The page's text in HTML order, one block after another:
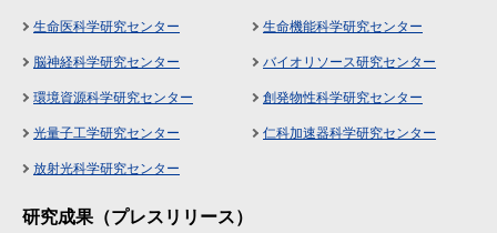
生命医科学研究センター 生命機能科学研究センター
脳神経科学研究センター バイオリソース研究センター
環境資源科学研究センター 創発物性科学研究センター
光量子工学研究センター 仁科加速器科学研究センター
放射光科学研究センター
研究成果（プレスリリース）